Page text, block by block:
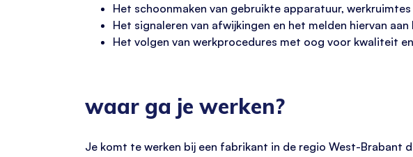
Het schoonmaken van gebruikte apparatuur,
Het signaleren van afwijkingen en het melden hiervan
Het volgen van werkprocedures met oog voor kwaliteit
waar ga je werken?
Je komt te werken bij een fabrikant in de regio West-Brabant